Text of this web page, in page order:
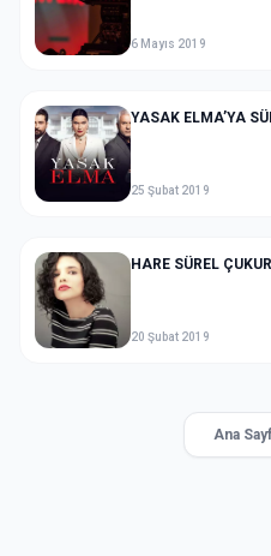
6 Mayıs 2019
YASAK ELMA’YA
25 Şubat 2019
HARE SÜREL
20 Şubat 2019
Ana